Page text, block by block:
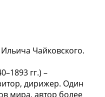
Чайковского.
гг.) –
дирижер. Один
мира, автор более